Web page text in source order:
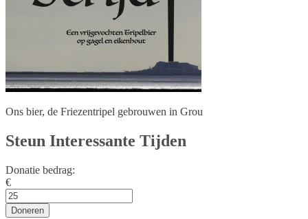
Ons bier, de Friezentripel gebrouwen in Grou
Steun Interessante Tijden
Donatie bedrag:
€
Doneren